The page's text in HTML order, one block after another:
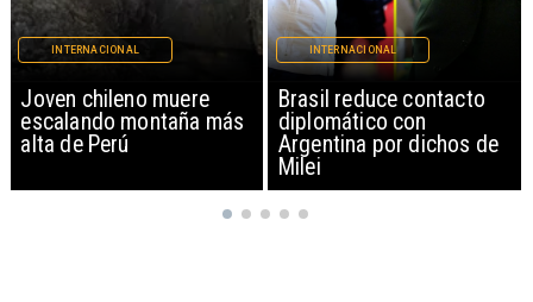
Brasil reduce contacto
diplomático con
Argentina por dichos de
INTERNACIONAL
China restringe
exportación de drones a
EEUU y sanciona
empresas
INTERNACIONAL